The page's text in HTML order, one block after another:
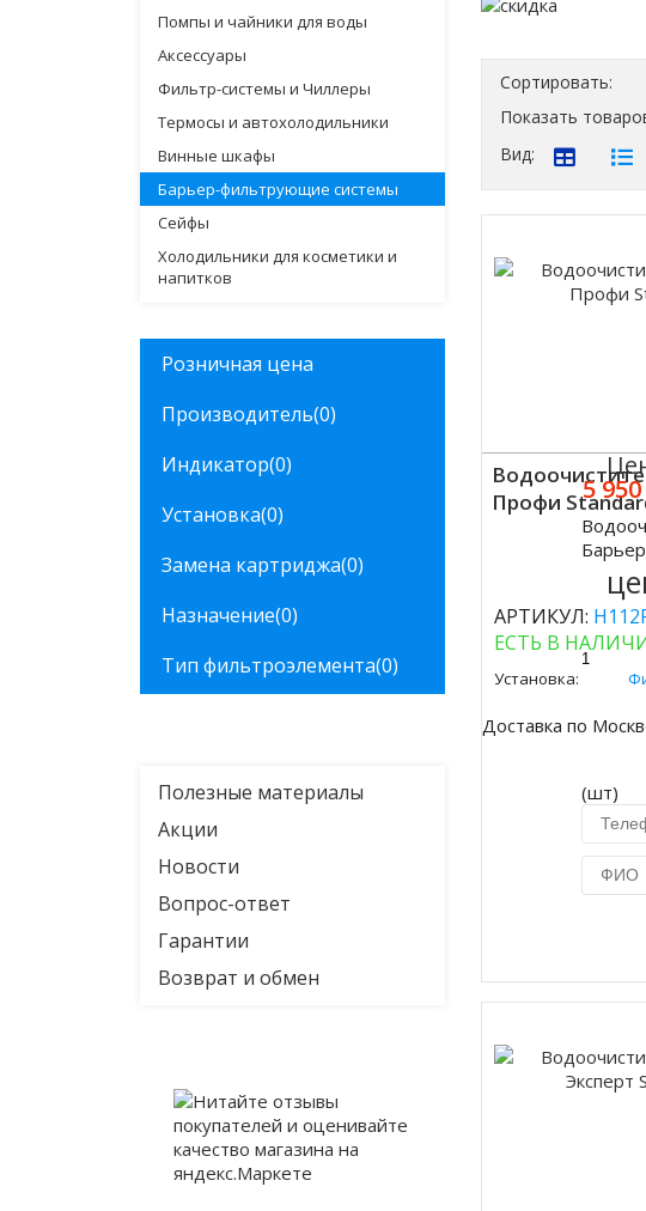
Помпы и чайники для воды
Аксессуары
Фильтр-системы и Чиллеры
Термосы и автохолодильники
Винные шкафы
Барьер-фильтрующие системы
Сейфы
Холодильники для косметики и
напитков
Розничная цена
Производитель(0)
Индикатор(0)
Установка(0)
Замена картриджа(0)
Назначение(0)
Тип фильтроэлемента(0)
Полезные материалы
Акции
Новости
Вопрос-ответ
Гарантии
Возврат и обмен
Сортировать:
Показать
Вид:
Профи
АРТИКУЛ:
ЕСТЬ В
Установка:
Доставка по
5
(шт)